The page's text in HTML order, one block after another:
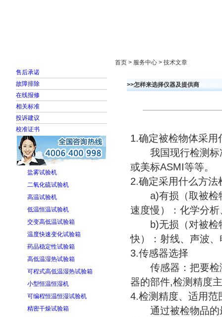
售后承诺
故障排除
在线报修
相关标准
投诉建议
校准证书
盐雾试验机
二氧化硫试验机
高温试验机
低温恒温试验机
交变高低温试验箱
温度快速变化试验箱
药品稳定性试验箱
高低温湿热试验箱
可程式高低温湿热试验箱
小型恒温恒湿机
可编程恒温恒湿试验机
精密干燥试验箱
首页 > 服务中心 > 技术文章
>>怎样来选择仪器及提供商
1.确定被检物体采用
我国现行检测标
或美标ASMI等等。
2.确定采用什么方法
a)有损（取被检物
速度慢）：化学分
b)无损（对被检物
快）：射线、声波
3.传感器选择
传感器：把要检
器的部件,检测精度
4.检测精度、适用范
通过被检物品的